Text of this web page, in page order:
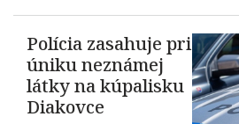
Polícia zasahuje pri
úniku neznámej
látky na kúpalisku
Diakovce